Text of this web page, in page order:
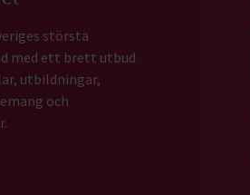
största
med ett brett utbud
utbildningar,
och